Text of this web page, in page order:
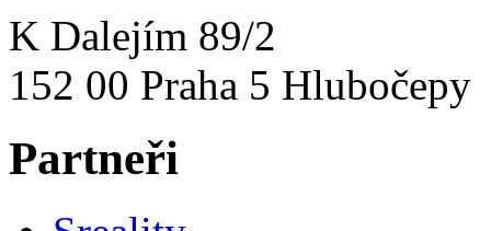
K Dalejím 89/2
152 00 Praha 5 Hlubočepy
Partneři